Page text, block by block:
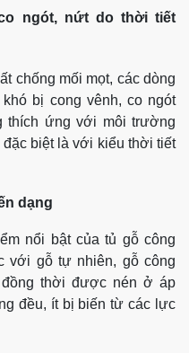
ngót, nứt do thời tiết
chống mối mọt, các dòng
bị cong vênh, co ngót
thích ứng với môi trường
biệt là với kiểu thời tiết
dạng
nổi bật của tủ gỗ công
với gỗ tự nhiên, gỗ công
thời được nén ở áp
đều, ít bị biến từ các lực